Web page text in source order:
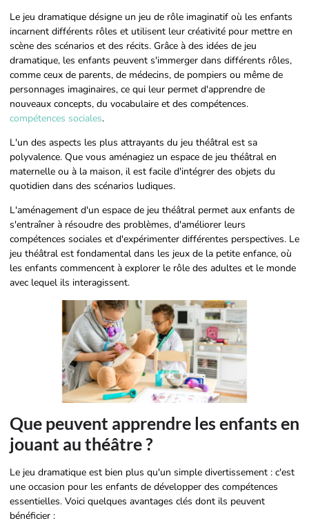
Le jeu dramatique désigne un jeu de rôle imaginatif où les enfants
incarnent différents rôles et utilisent leur créativité pour mettre en
scène des scénarios et des récits. Grâce à des idées de jeu
dramatique, les enfants peuvent s'immerger dans différents rôles,
comme ceux de parents, de médecins, de pompiers ou même de
personnages imaginaires, ce qui leur permet d'apprendre de
nouveaux concepts, du vocabulaire et des compétences.
compétences sociales.
L'un des aspects les plus attrayants du jeu théâtral est sa
polyvalence. Que vous aménagiez un espace de jeu théâtral en
maternelle ou à la maison, il est facile d'intégrer des objets du
quotidien dans des scénarios ludiques.
L'aménagement d'un espace de jeu théâtral permet aux enfants de
s'entraîner à résoudre des problèmes, d'améliorer leurs
compétences sociales et d'expérimenter différentes perspectives. Le
jeu théâtral est fondamental dans les jeux de la petite enfance, où
les enfants commencent à explorer le rôle des adultes et le monde
avec lequel ils interagissent.
Que peuvent apprendre les enfants en
jouant au théâtre ?
Le jeu dramatique est bien plus qu'un simple divertissement : c'est
une occasion pour les enfants de développer des compétences
essentielles. Voici quelques avantages clés dont ils peuvent
bénéficier :